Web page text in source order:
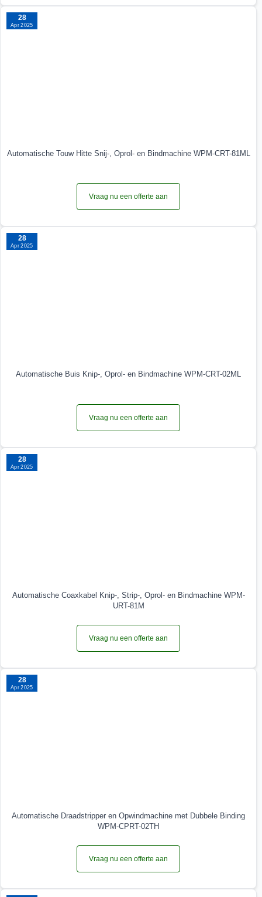
28
Apr 2025
Automatische Touw Hitte Snij-, Oprol- en Bindmachine WPM-CRT-81ML
Vraag nu een offerte aan
28
Apr 2025
Automatische Buis Knip-, Oprol- en Bindmachine WPM-CRT-02ML
Vraag nu een offerte aan
28
Apr 2025
Automatische Coaxkabel Knip-, Strip-, Oprol- en Bindmachine WPM-
URT-81M
Vraag nu een offerte aan
28
Apr 2025
Automatische Draadstripper en Opwindmachine met Dubbele Binding
WPM-CPRT-02TH
Vraag nu een offerte aan